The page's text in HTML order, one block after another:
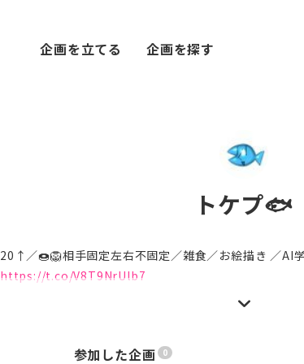
企画を立てる 企画を探す
トケプ🐟
20↑／🍩🦁相手固定左右不固定／雑食／お絵描き ／AI
https://t.co/V8T9NrUlb7
参加した企画 0